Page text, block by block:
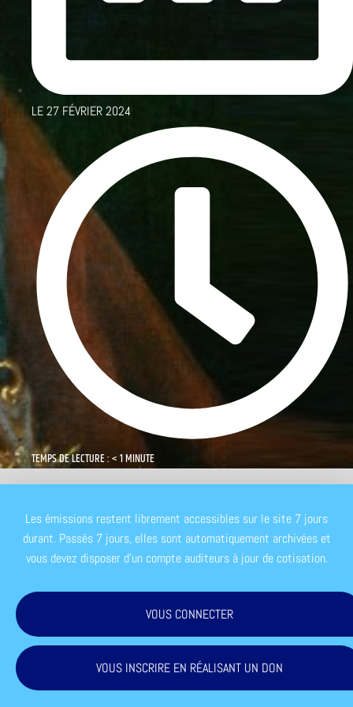
LE27 FÉVRIER 2024
TEMPS DE LECTURE : < 1 MINUTE
Les émissions restent librement accessibles sur le site 7 jours
durant. Passés 7 jours, elles sont automatiquement archivées et
vous devez disposer d'un compte auditeurs à jour de cotisation.
VOUS CONNECTER
VOUS INSCRIRE EN RÉALISANT UN DON